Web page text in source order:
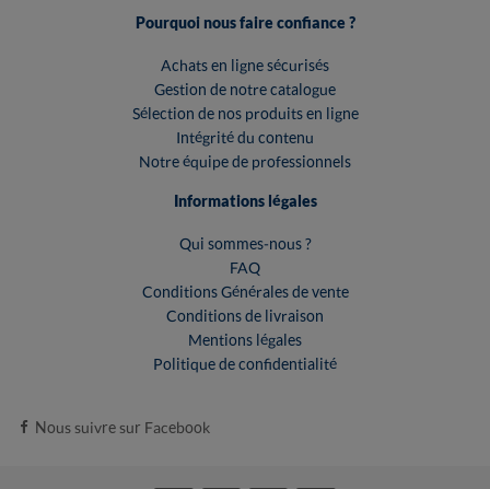
Pourquoi nous faire confiance ?
Achats en ligne sécurisés
Gestion de notre catalogue
Sélection de nos produits en ligne
Intégrité du contenu
Notre équipe de professionnels
Informations légales
Qui sommes-nous ?
FAQ
Conditions Générales de vente
Conditions de livraison
Mentions légales
Politique de confidentialité
Nous suivre sur Facebook